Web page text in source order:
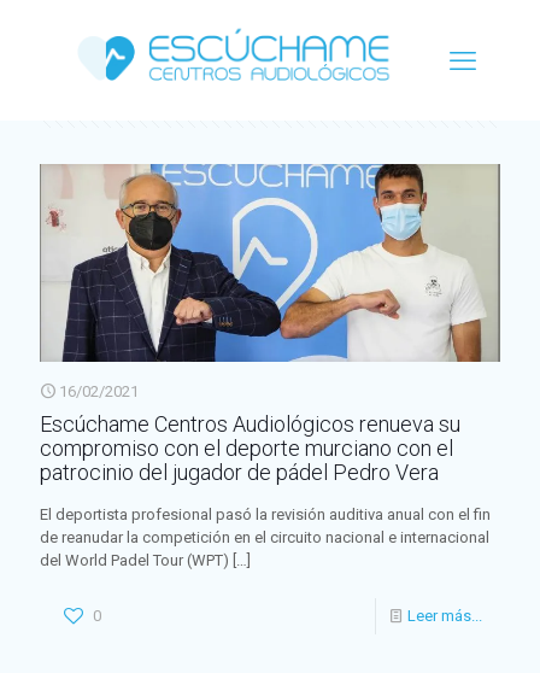
16/02/2021
Escúchame Centros Audiológicos renueva su
compromiso con el deporte murciano con el
patrocinio del jugador de pádel Pedro Vera
El deportista profesional pasó la revisión auditiva anual con el fin
de reanudar la competición en el circuito nacional e internacional
del World Padel Tour (WPT) […]
0 Leer más...